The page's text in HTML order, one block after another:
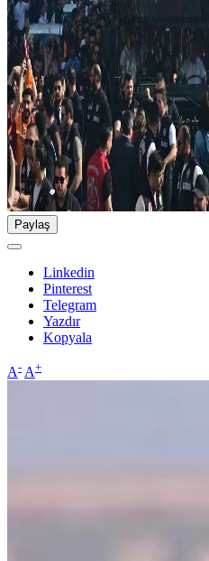
Paylaş
Linkedin
Pinterest
Telegram
Yazdır
Kopyala
A- A+